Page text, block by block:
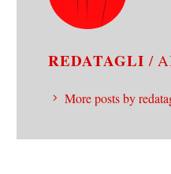
REDATAGLI /
More posts by